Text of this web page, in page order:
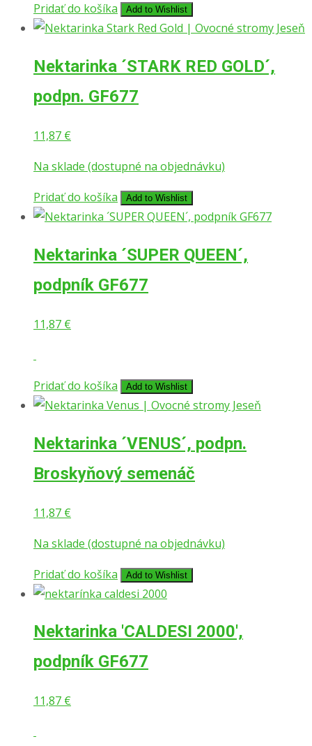
Pridať do košíka Add to Wishlist
Nektarinka ´STARK RED GOLD´,
podpn. GF677
11,87 €
Na sklade (dostupné na objednávku)
Pridať do košíka
Add to Wishlist
Nektarinka ´SUPER QUEEN´,
podpník GF677
11,87 €
Pridať do košíka Add to Wishlist
Nektarinka ´VENUS´, podpn.
Broskyňový semenáč
11,87 €
Na sklade (dostupné na objednávku)
Pridať do košíka
Add to Wishlist
Nektarinka ′CALDESI 2000′,
podpník GF677
11,87 €